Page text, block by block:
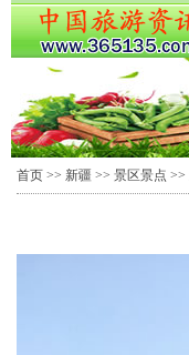
首页 >> 新疆 >> 景区景点 >>